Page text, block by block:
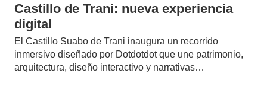
Castillo de Trani: nueva experiencia
digital
El Castillo Suabo de Trani inaugura un recorrido
inmersivo diseñado por Dotdotdot que une patrimonio,
arquitectura, diseño interactivo y narrativas…